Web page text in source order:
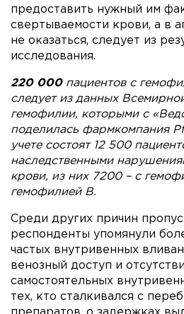
предоставить нужный им
свертываемости крови, а в
не оказаться, следует из
исследования.
220 000пациентов с
следует из данных
гемофилии, которыми с
поделилась фармкомпания
учете состоят 12 500
наследственными
крови, из них 7200 – с
гемофилией B.
Среди других причин
респонденты упомянули
частых внутривенных
венозный доступ и
самостоятельных
тех, кто сталкивался с